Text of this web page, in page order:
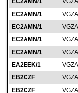
EC2AMN/1
EC2AMN/1
EC2AMN/1
EC2AMN/1
EC2AMN/1
EA2EEK/1
EB2CZF
EB2CZF